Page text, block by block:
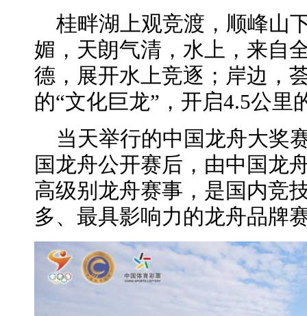
桂畔湖上观竞渡，顺峰山
媚，天朗气清，水上，来自
德，展开水上竞逐；岸边，
的“文化巨龙”，开启4.5公里
当天举行的中国龙舟大奖
国龙舟公开赛后，由中国龙
高级别龙舟赛事，是国内竞
多、最具影响力的龙舟品牌